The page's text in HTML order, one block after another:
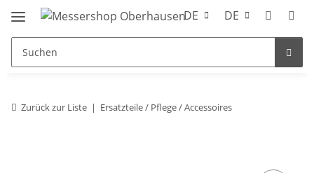
DE DE
Zurück zur Liste Ersatzteile / Pflege / Accessoires